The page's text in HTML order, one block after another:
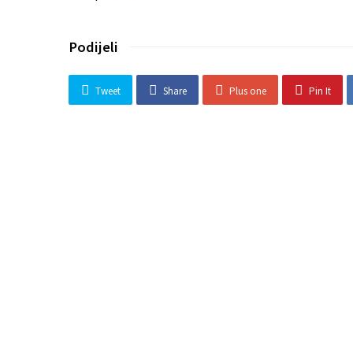
Podijeli
Tweet Share Plus one Pin It